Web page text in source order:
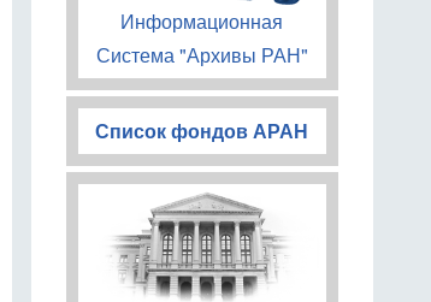
Информационная
Система "Архивы РАН"
Список фондов АРАН